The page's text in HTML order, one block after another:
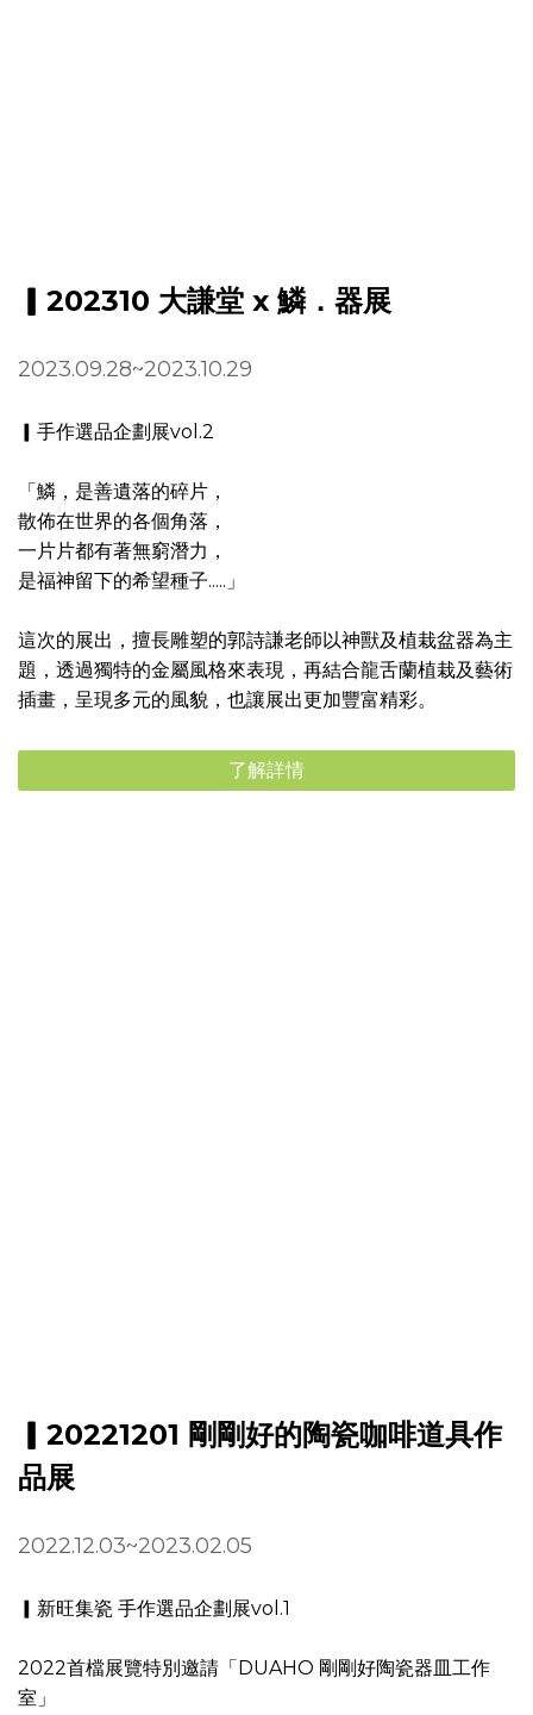
▎202310 大謙堂 x 鱗．器展
2023.09.28~2023.10.29
▎手作選品企劃展vol.2
「鱗，是善遺落的碎片，
散佈在世界的各個角落，
一片片都有著無窮潛力，
是福神留下的希望種子.....」
這次的展出，擅長雕塑的郭詩謙老師以神獸及植栽盆器為主
題，透過獨特的金屬風格來表現，再結合龍舌蘭植栽及藝術
插畫，呈現多元的風貌，也讓展出更加豐富精彩。
了解詳情
▎20221201 剛剛好的陶瓷咖啡道具作
品展
2022.12.03~2023.02.05
▎新旺集瓷 手作選品企劃展vol.1
2022首檔展覽特別邀請「DUAHO 剛剛好陶瓷器皿工作
室」